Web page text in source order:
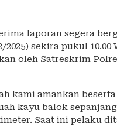
laporan segera
2025) sekira pukul 10.00
oleh Satreskrim
kami amankan
kayu balok
Saat ini pelaku